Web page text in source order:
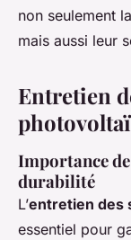
non seulement
mais aussi leur
Entretien
Importance
durabilité
L’entretien des
essentiel pour